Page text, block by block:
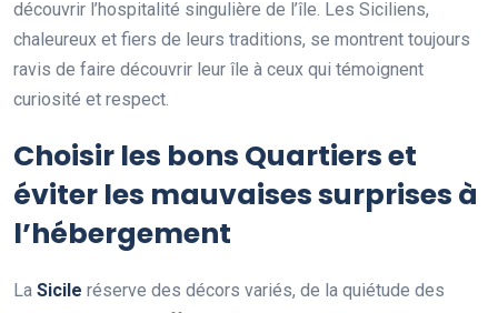
découvrir l’hospitalité singulière de l’île. Les Siciliens,
chaleureux et fiers de leurs traditions, se montrent toujours
ravis de faire découvrir leur île à ceux qui témoignent
curiosité et respect.
Choisir les bons Quartiers et
éviter les mauvaises surprises à
l’hébergement
La Sicile réserve des décors variés, de la quiétude des